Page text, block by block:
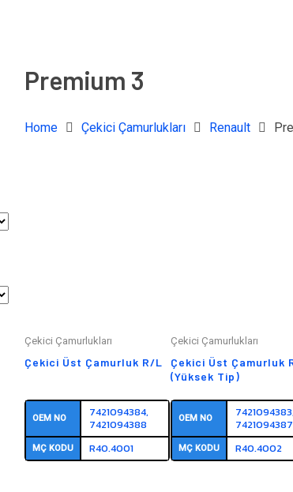
Premium 3
Home Çekici Çamurlukları Renault
Çekici Çamurlukları
Çekici Üst Çamurluk R/L
OEM NO
7421094384,
7421094388
MÇ KODU R40.4001
Çekici Çamurlukları
Çekici Üst Çamurluk
(Yüksek Tip)
OEM NO
7421094383,
7421094387
MÇ KODU R40.4002